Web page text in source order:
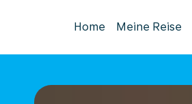
Home Meine Reise